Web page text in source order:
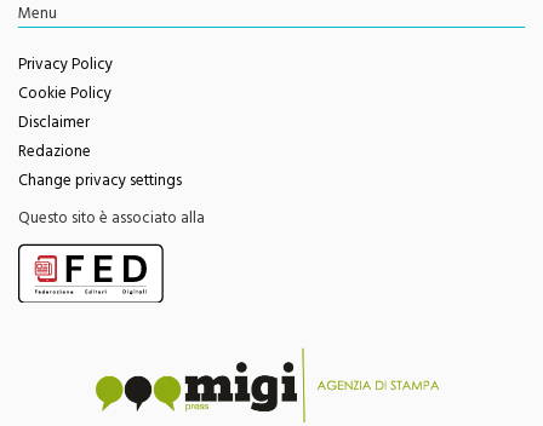
Privacy Policy
Cookie Policy
Disclaimer
Redazione
Change privacy settings
Questo sito è associato alla